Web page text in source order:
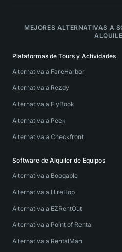
MEJORES ALTERNATIVAS A
Plataformas de Tours y Actividades
Alternativa a FareHarbor
Alternativa a Rezdy
Alternativa a FlyBook
Alternativa a Peek
Alternativa a Checkfront
Software de Alquiler de Equipos
Alternativa a Booqable
Alternativa a HireHop
Alternativa a EZRentOut
Alternativa a Point of Rental
Alternativa a RentalMan